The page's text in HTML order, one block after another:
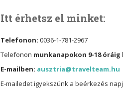
Itt érhetsz el minket:
Telefonon: 0036-1-781-2967
Telefonon munkanapokon 9-18 óráig
E-mailben: ausztria@travelteam.hu
E-mailedet igyekszünk a beérkezés